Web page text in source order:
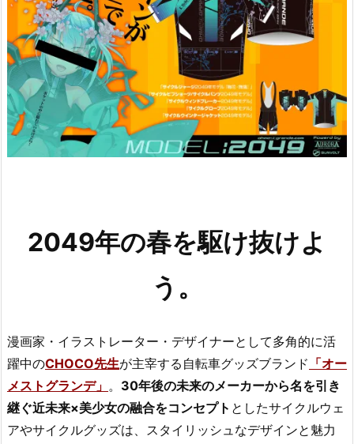
2049年の春を駆け抜けよ
う。
漫画家・イラストレーター・デザイナーとして多角的に活
躍中のCHOCO先生が主宰する自転車グッズブランド 「オー
メストグランデ」 。 30年後の未来のメーカーから名を引き
継ぐ近未来×美少女の融合をコンセプト としたサイクルウェ
アやサイクルグッズは、スタイリッシュなデザインと魅力